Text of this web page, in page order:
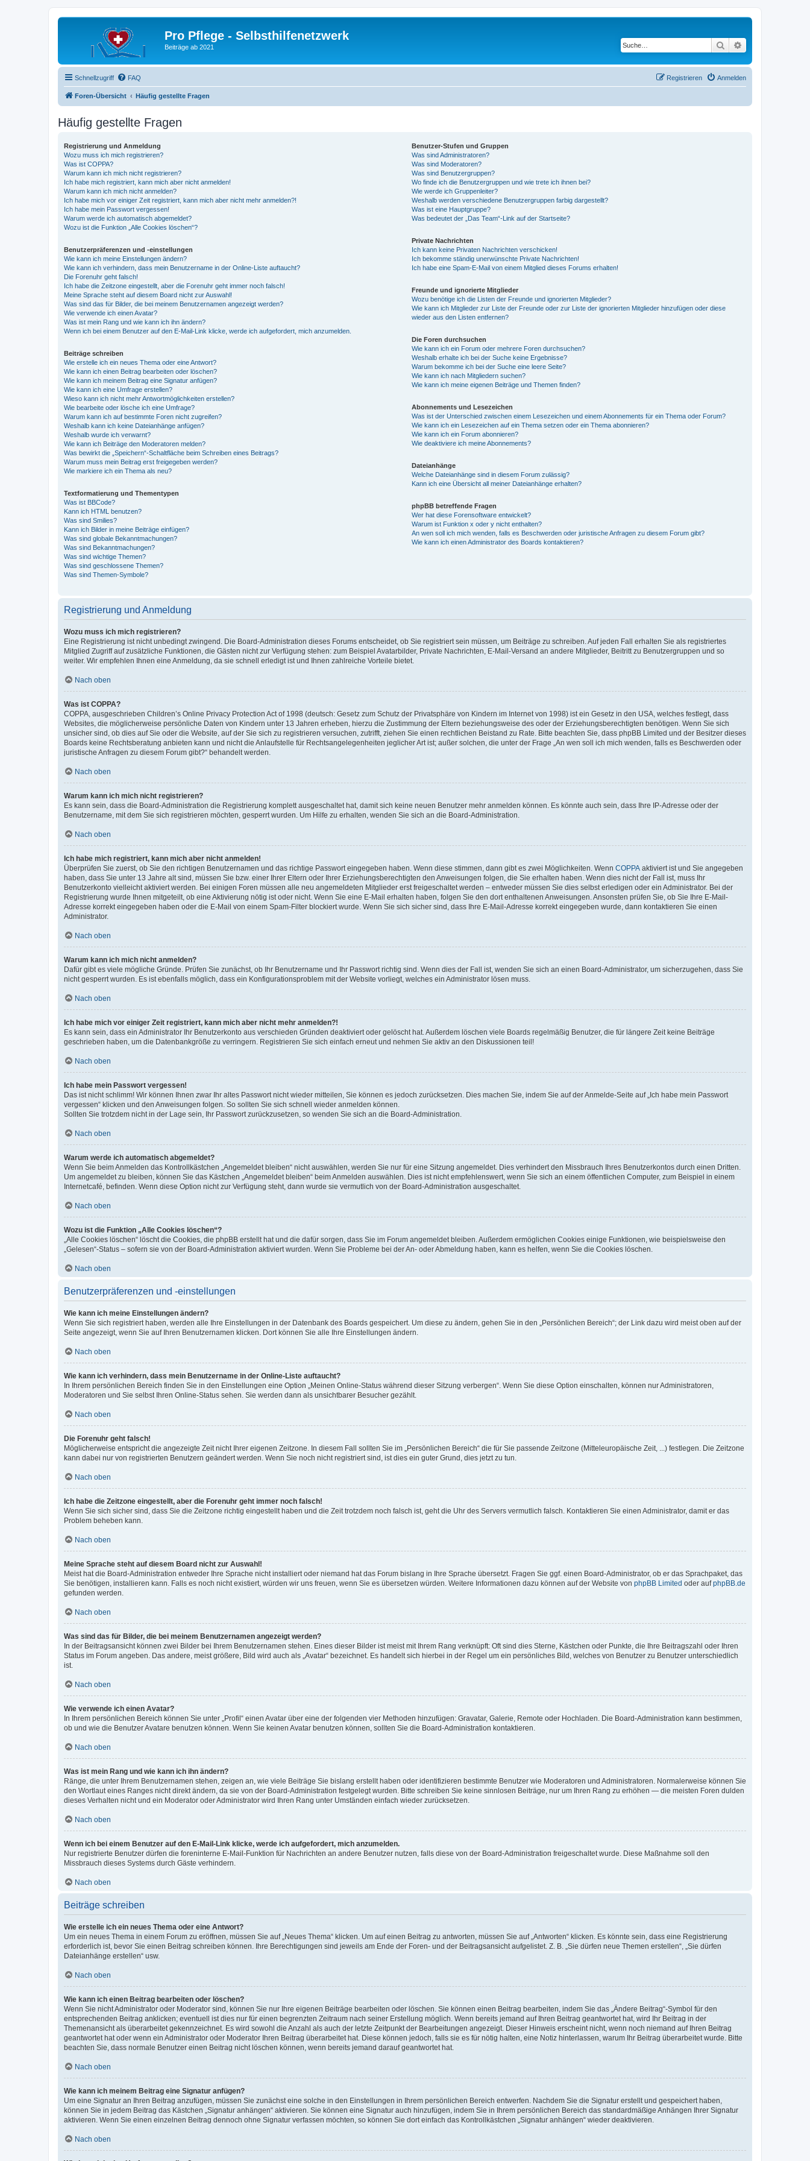
Pro Pflege - Selbsthilfenetzwerk
Beiträge ab 2021 Suche
Schnellzugriff FAQ Anmelden
Registrieren
Foren-Übersicht Häufig gestellte Fragen
Häufig gestellte Fragen
Registrierung und Anmeldung
Wozu muss ich mich registrieren?
Was ist COPPA?
Warum kann ich mich nicht registrieren?
Ich habe mich registriert, kann mich aber nicht anmelden!
Warum kann ich mich nicht anmelden?
Ich habe mich vor einiger Zeit registriert, kann mich aber nicht mehr anmelden?!
Ich habe mein Passwort vergessen!
Warum werde ich automatisch abgemeldet?
Wozu ist die Funktion „Alle Cookies löschen“?
Benutzerpräferenzen und -einstellungen
Wie kann ich meine Einstellungen ändern?
Wie kann ich verhindern, dass mein Benutzername in der Online-Liste auftaucht?
Die Forenuhr geht falsch!
Ich habe die Zeitzone eingestellt, aber die Forenuhr geht immer noch falsch!
Meine Sprache steht auf diesem Board nicht zur Auswahl!
Was sind das für Bilder, die bei meinem Benutzernamen angezeigt werden?
Wie verwende ich einen Avatar?
Was ist mein Rang und wie kann ich ihn ändern?
Wenn ich bei einem Benutzer auf den E-Mail-Link klicke, werde ich aufgefordert, mich anzumelden.
Beiträge schreiben
Wie erstelle ich ein neues Thema oder eine Antwort?
Wie kann ich einen Beitrag bearbeiten oder löschen?
Wie kann ich meinem Beitrag eine Signatur anfügen?
Wie kann ich eine Umfrage erstellen?
Wieso kann ich nicht mehr Antwortmöglichkeiten erstellen?
Wie bearbeite oder lösche ich eine Umfrage?
Warum kann ich auf bestimmte Foren nicht zugreifen?
Weshalb kann ich keine Dateianhänge anfügen?
Weshalb wurde ich verwarnt?
Wie kann ich Beiträge den Moderatoren melden?
Was bewirkt die „Speichern“-Schaltfläche beim Schreiben eines Beitrags?
Warum muss mein Beitrag erst freigegeben werden?
Wie markiere ich ein Thema als neu?
Textformatierung und Thementypen
Was ist BBCode?
Kann ich HTML benutzen?
Was sind Smilies?
Kann ich Bilder in meine Beiträge einfügen?
Was sind globale Bekanntmachungen?
Was sind Bekanntmachungen?
Was sind wichtige Themen?
Was sind geschlossene Themen?
Was sind Themen-Symbole?
Benutzer-Stufen und Gruppen
Was sind Administratoren?
Was sind Moderatoren?
Was sind Benutzergruppen?
Wo finde ich die Benutzergruppen und wie trete ich ihnen bei?
Wie werde ich Gruppenleiter?
Weshalb werden verschiedene Benutzergruppen farbig dargestellt?
Was ist eine Hauptgruppe?
Was bedeutet der „Das Team“-Link auf der Startseite?
Private Nachrichten
Ich kann keine Privaten Nachrichten verschicken!
Ich bekomme ständig unerwünschte Private Nachrichten!
Ich habe eine Spam-E-Mail von einem Mitglied dieses Forums erhalten!
Freunde und ignorierte Mitglieder
Wozu benötige ich die Listen der Freunde und ignorierten Mitglieder?
Wie kann ich Mitglieder zur Liste der Freunde oder zur Liste der ignorierten Mitglieder hinzufügen oder diese
wieder aus den Listen entfernen?
Die Foren durchsuchen
Wie kann ich ein Forum oder mehrere Foren durchsuchen?
Weshalb erhalte ich bei der Suche keine Ergebnisse?
Warum bekomme ich bei der Suche eine leere Seite?
Wie kann ich nach Mitgliedern suchen?
Wie kann ich meine eigenen Beiträge und Themen finden?
Abonnements und Lesezeichen
Was ist der Unterschied zwischen einem Lesezeichen und einem Abonnements für ein Thema oder Forum?
Wie kann ich ein Lesezeichen auf ein Thema setzen oder ein Thema abonnieren?
Wie kann ich ein Forum abonnieren?
Wie deaktiviere ich meine Abonnements?
Dateianhänge
Welche Dateianhänge sind in diesem Forum zulässig?
Kann ich eine Übersicht all meiner Dateianhänge erhalten?
phpBB betreffende Fragen
Wer hat diese Forensoftware entwickelt?
Warum ist Funktion x oder y nicht enthalten?
An wen soll ich mich wenden, falls es Beschwerden oder juristische Anfragen zu diesem Forum gibt?
Wie kann ich einen Administrator des Boards kontaktieren?
Registrierung und Anmeldung
Wozu muss ich mich registrieren?
Eine Registrierung ist nicht unbedingt zwingend. Die Board-Administration dieses Forums entscheidet, ob Sie registriert sein müssen, um Beiträge zu schreiben. Auf jeden Fall erhalten Sie als registriertes
Mitglied Zugriff auf zusätzliche Funktionen, die Gästen nicht zur Verfügung stehen: zum Beispiel Avatarbilder, Private Nachrichten, E-Mail-Versand an andere Mitglieder, Beitritt zu Benutzergruppen und so
weiter. Wir empfehlen Ihnen eine Anmeldung, da sie schnell erledigt ist und Ihnen zahlreiche Vorteile bietet.
Nach oben
Was ist COPPA?
COPPA, ausgeschrieben Children’s Online Privacy Protection Act of 1998 (deutsch: Gesetz zum Schutz der Privatsphäre von Kindern im Internet von 1998) ist ein Gesetz in den USA, welches festlegt, dass
Websites, die möglicherweise persönliche Daten von Kindern unter 13 Jahren erheben, hierzu die Zustimmung der Eltern beziehungsweise des oder der Erziehungsberechtigten benötigen. Wenn Sie sich
unsicher sind, ob dies auf Sie oder die Website, auf der Sie sich zu registrieren versuchen, zutrifft, ziehen Sie einen rechtlichen Beistand zu Rate. Bitte beachten Sie, dass phpBB Limited und der Besitzer dieses
Boards keine Rechtsberatung anbieten kann und nicht die Anlaufstelle für Rechtsangelegenheiten jeglicher Art ist; außer solchen, die unter der Frage „An wen soll ich mich wenden, falls es Beschwerden oder
juristische Anfragen zu diesem Forum gibt?“ behandelt werden.
Nach oben
Warum kann ich mich nicht registrieren?
Es kann sein, dass die Board-Administration die Registrierung komplett ausgeschaltet hat, damit sich keine neuen Benutzer mehr anmelden können. Es könnte auch sein, dass Ihre IP-Adresse oder der
Benutzername, mit dem Sie sich registrieren möchten, gesperrt wurden. Um Hilfe zu erhalten, wenden Sie sich an die Board-Administration.
Nach oben
Ich habe mich registriert, kann mich aber nicht anmelden!
Überprüfen Sie zuerst, ob Sie den richtigen Benutzernamen und das richtige Passwort eingegeben haben. Wenn diese stimmen, dann gibt es zwei Möglichkeiten. Wenn COPPA aktiviert ist und Sie angegeben
haben, dass Sie unter 13 Jahre alt sind, müssen Sie bzw. einer Ihrer Eltern oder Ihrer Erziehungsberechtigten den Anweisungen folgen, die Sie erhalten haben. Wenn dies nicht der Fall ist, muss Ihr
Benutzerkonto vielleicht aktiviert werden. Bei einigen Foren müssen alle neu angemeldeten Mitglieder erst freigeschaltet werden – entweder müssen Sie dies selbst erledigen oder ein Administrator. Bei der
Registrierung wurde Ihnen mitgeteilt, ob eine Aktivierung nötig ist oder nicht. Wenn Sie eine E-Mail erhalten haben, folgen Sie den dort enthaltenen Anweisungen. Ansonsten prüfen Sie, ob Sie Ihre E-Mail-
Adresse korrekt eingegeben haben oder die E-Mail von einem Spam-Filter blockiert wurde. Wenn Sie sich sicher sind, dass Ihre E-Mail-Adresse korrekt eingegeben wurde, dann kontaktieren Sie einen
Administrator.
Nach oben
Warum kann ich mich nicht anmelden?
Dafür gibt es viele mögliche Gründe. Prüfen Sie zunächst, ob Ihr Benutzername und Ihr Passwort richtig sind. Wenn dies der Fall ist, wenden Sie sich an einen Board-Administrator, um sicherzugehen, dass Sie
nicht gesperrt wurden. Es ist ebenfalls möglich, dass ein Konfigurationsproblem mit der Website vorliegt, welches ein Administrator lösen muss.
Nach oben
Ich habe mich vor einiger Zeit registriert, kann mich aber nicht mehr anmelden?!
Es kann sein, dass ein Administrator Ihr Benutzerkonto aus verschieden Gründen deaktiviert oder gelöscht hat. Außerdem löschen viele Boards regelmäßig Benutzer, die für längere Zeit keine Beiträge
geschrieben haben, um die Datenbankgröße zu verringern. Registrieren Sie sich einfach erneut und nehmen Sie aktiv an den Diskussionen teil!
Nach oben
Ich habe mein Passwort vergessen!
Das ist nicht schlimm! Wir können Ihnen zwar Ihr altes Passwort nicht wieder mitteilen, Sie können es jedoch zurücksetzen. Dies machen Sie, indem Sie auf der Anmelde-Seite auf „Ich habe mein Passwort
vergessen“ klicken und den Anweisungen folgen. So sollten Sie sich schnell wieder anmelden können.
Sollten Sie trotzdem nicht in der Lage sein, Ihr Passwort zurückzusetzen, so wenden Sie sich an die Board-Administration.
Nach oben
Warum werde ich automatisch abgemeldet?
Wenn Sie beim Anmelden das Kontrollkästchen „Angemeldet bleiben“ nicht auswählen, werden Sie nur für eine Sitzung angemeldet. Dies verhindert den Missbrauch Ihres Benutzerkontos durch einen Dritten.
Um angemeldet zu bleiben, können Sie das Kästchen „Angemeldet bleiben“ beim Anmelden auswählen. Dies ist nicht empfehlenswert, wenn Sie sich an einem öffentlichen Computer, zum Beispiel in einem
Internetcafé, befinden. Wenn diese Option nicht zur Verfügung steht, dann wurde sie vermutlich von der Board-Administration ausgeschaltet.
Nach oben
Wozu ist die Funktion „Alle Cookies löschen“?
„Alle Cookies löschen“ löscht die Cookies, die phpBB erstellt hat und die dafür sorgen, dass Sie im Forum angemeldet bleiben. Außerdem ermöglichen Cookies einige Funktionen, wie beispielsweise den
„Gelesen“-Status – sofern sie von der Board-Administration aktiviert wurden. Wenn Sie Probleme bei der An- oder Abmeldung haben, kann es helfen, wenn Sie die Cookies löschen.
Nach oben
Benutzerpräferenzen und -einstellungen
Wie kann ich meine Einstellungen ändern?
Wenn Sie sich registriert haben, werden alle Ihre Einstellungen in der Datenbank des Boards gespeichert. Um diese zu ändern, gehen Sie in den „Persönlichen Bereich“; der Link dazu wird meist oben auf der
Seite angezeigt, wenn Sie auf Ihren Benutzernamen klicken. Dort können Sie alle Ihre Einstellungen ändern.
Nach oben
Wie kann ich verhindern, dass mein Benutzername in der Online-Liste auftaucht?
In Ihrem persönlichen Bereich finden Sie in den Einstellungen eine Option „Meinen Online-Status während dieser Sitzung verbergen“. Wenn Sie diese Option einschalten, können nur Administratoren,
Moderatoren und Sie selbst Ihren Online-Status sehen. Sie werden dann als unsichtbarer Besucher gezählt.
Nach oben
Die Forenuhr geht falsch!
Möglicherweise entspricht die angezeigte Zeit nicht Ihrer eigenen Zeitzone. In diesem Fall sollten Sie im „Persönlichen Bereich“ die für Sie passende Zeitzone (Mitteleuropäische Zeit, ...) festlegen. Die Zeitzone
kann dabei nur von registrierten Benutzern geändert werden. Wenn Sie noch nicht registriert sind, ist dies ein guter Grund, dies jetzt zu tun.
Nach oben
Ich habe die Zeitzone eingestellt, aber die Forenuhr geht immer noch falsch!
Wenn Sie sich sicher sind, dass Sie die Zeitzone richtig eingestellt haben und die Zeit trotzdem noch falsch ist, geht die Uhr des Servers vermutlich falsch. Kontaktieren Sie einen Administrator, damit er das
Problem beheben kann.
Nach oben
Meine Sprache steht auf diesem Board nicht zur Auswahl!
Meist hat die Board-Administration entweder Ihre Sprache nicht installiert oder niemand hat das Forum bislang in Ihre Sprache übersetzt. Fragen Sie ggf. einen Board-Administrator, ob er das Sprachpaket, das
Sie benötigen, installieren kann. Falls es noch nicht existiert, würden wir uns freuen, wenn Sie es übersetzen würden. Weitere Informationen dazu können auf der Website von phpBB Limited oder aufphpBB.de
gefunden werden.
Nach oben
Was sind das für Bilder, die bei meinem Benutzernamen angezeigt werden?
In der Beitragsansicht können zwei Bilder bei Ihrem Benutzernamen stehen. Eines dieser Bilder ist meist mit Ihrem Rang verknüpft: Oft sind dies Sterne, Kästchen oder Punkte, die Ihre Beitragszahl oder Ihren
Status im Forum angeben. Das andere, meist größere, Bild wird auch als „Avatar“ bezeichnet. Es handelt sich hierbei in der Regel um ein persönliches Bild, welches von Benutzer zu Benutzer unterschiedlich
ist.
Nach oben
Wie verwende ich einen Avatar?
In Ihrem persönlichen Bereich können Sie unter „Profil“ einen Avatar über eine der folgenden vier Methoden hinzufügen: Gravatar, Galerie, Remote oder Hochladen. Die Board-Administration kann bestimmen,
ob und wie die Benutzer Avatare benutzen können. Wenn Sie keinen Avatar benutzen können, sollten Sie die Board-Administration kontaktieren.
Nach oben
Was ist mein Rang und wie kann ich ihn ändern?
Ränge, die unter Ihrem Benutzernamen stehen, zeigen an, wie viele Beiträge Sie bislang erstellt haben oder identifizieren bestimmte Benutzer wie Moderatoren und Administratoren. Normalerweise können Sie
den Wortlaut eines Ranges nicht direkt ändern, da sie von der Board-Administration festgelegt wurden. Bitte schreiben Sie keine sinnlosen Beiträge, nur um Ihren Rang zu erhöhen — die meisten Foren dulden
dieses Verhalten nicht und ein Moderator oder Administrator wird Ihren Rang unter Umständen einfach wieder zurücksetzen.
Nach oben
Wenn ich bei einem Benutzer auf den E-Mail-Link klicke, werde ich aufgefordert, mich anzumelden.
Nur registrierte Benutzer dürfen die foreninterne E-Mail-Funktion für Nachrichten an andere Benutzer nutzen, falls diese von der Board-Administration freigeschaltet wurde. Diese Maßnahme soll den
Missbrauch dieses Systems durch Gäste verhindern.
Nach oben
Beiträge schreiben
Wie erstelle ich ein neues Thema oder eine Antwort?
Um ein neues Thema in einem Forum zu eröffnen, müssen Sie auf „Neues Thema“ klicken. Um auf einen Beitrag zu antworten, müssen Sie auf „Antworten“ klicken. Es könnte sein, dass eine Registrierung
erforderlich ist, bevor Sie einen Beitrag schreiben können. Ihre Berechtigungen sind jeweils am Ende der Foren- und der Beitragsansicht aufgelistet. Z. B. „Sie dürfen neue Themen erstellen“, „Sie dürfen
Dateianhänge erstellen“ usw.
Nach oben
Wie kann ich einen Beitrag bearbeiten oder löschen?
Wenn Sie nicht Administrator oder Moderator sind, können Sie nur Ihre eigenen Beiträge bearbeiten oder löschen. Sie können einen Beitrag bearbeiten, indem Sie das „Ändere Beitrag“-Symbol für den
entsprechenden Beitrag anklicken; eventuell ist dies nur für einen begrenzten Zeitraum nach seiner Erstellung möglich. Wenn bereits jemand auf Ihren Beitrag geantwortet hat, wird Ihr Beitrag in der
Themenansicht als überarbeitet gekennzeichnet. Es wird sowohl die Anzahl als auch der letzte Zeitpunkt der Bearbeitungen angezeigt. Dieser Hinweis erscheint nicht, wenn noch niemand auf Ihren Beitrag
geantwortet hat oder wenn ein Administrator oder Moderator Ihren Beitrag überarbeitet hat. Diese können jedoch, falls sie es für nötig halten, eine Notiz hinterlassen, warum Ihr Beitrag überarbeitet wurde. Bitte
beachten Sie, dass normale Benutzer einen Beitrag nicht löschen können, wenn bereits jemand darauf geantwortet hat.
Nach oben
Wie kann ich meinem Beitrag eine Signatur anfügen?
Um eine Signatur an Ihren Beitrag anzufügen, müssen Sie zunächst eine solche in den Einstellungen in Ihrem persönlichen Bereich entwerfen. Nachdem Sie die Signatur erstellt und gespeichert haben,
können Sie in jedem Beitrag das Kästchen „Signatur anhängen“ aktivieren. Sie können eine Signatur auch hinzufügen, indem Sie in Ihrem persönlichen Bereich das standardmäßige Anhängen Ihrer Signatur
aktivieren. Wenn Sie einen einzelnen Beitrag dennoch ohne Signatur verfassen möchten, so können Sie dort einfach das Kontrollkästchen „Signatur anhängen“ wieder deaktivieren.
Nach oben